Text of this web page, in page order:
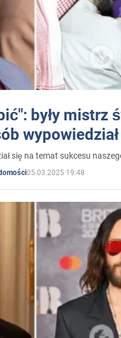
były mistrz
się na temat sukcesu
05.03.2025 19:48